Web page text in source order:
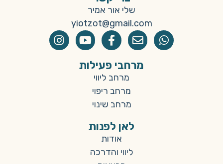
לאן לפנות
אודות
ליווי והדרכה
מרחבי פעילות
מרחב ליווי
מרחב ריפוי
מרחב שינוי
שלי אור אמיר
yiotzot@gmail.com